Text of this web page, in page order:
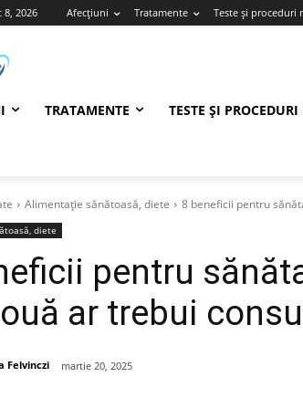
8, 2026 Afecțiuni Tratamente Teste și proceduri
TRATAMENTE TESTE ȘI
Alimentație sănătoasă, diete 8 beneficii pentru
diete
pentru
ar trebui
Felvinczi martie 20, 2025